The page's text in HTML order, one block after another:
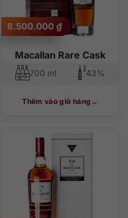
Macallan Rare Cask
8.500.000 ₫
700 ml 43%
Thêm vào giỏ hàng